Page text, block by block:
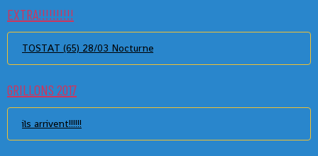
EXTRA!!!!!!!!!!
TOSTAT (65) 28/03 Nocturne
GRILLONS 2017
ils arrivent!!!!!!